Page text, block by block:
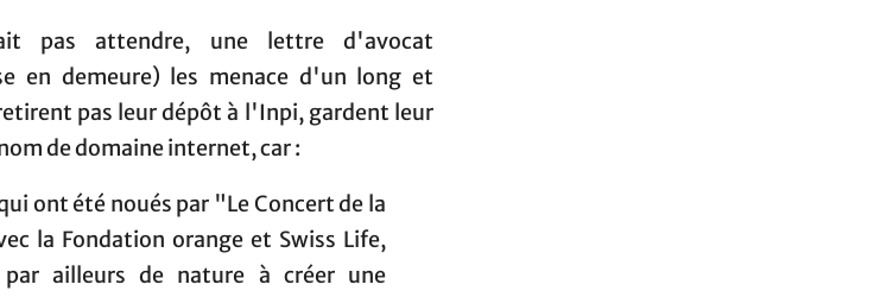
pas attendre, une lettre d'avocat
en demeure) les menace d'un long et
pas leur dépôt à l'Inpi, gardent leur
de domaine internet, car :
ont été noués par "Le Concert de la
la Fondation orange et Swiss Life,
ailleurs de nature à créer une